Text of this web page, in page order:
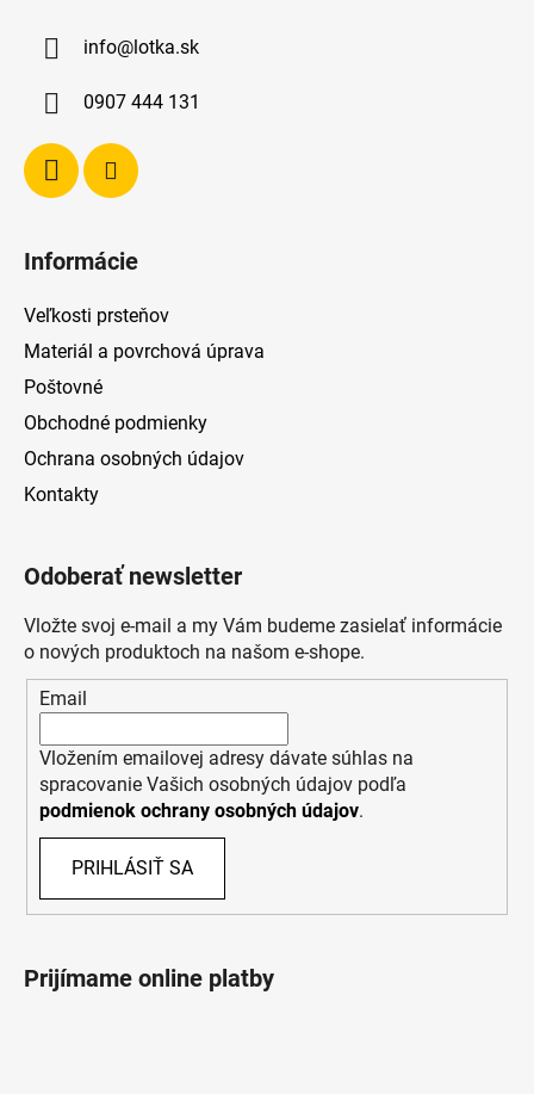
info@lotka.sk
0907 444 131
Informácie
Veľkosti prsteňov
Materiál a povrchová úprava
Poštovné
Obchodné podmienky
Ochrana osobných údajov
Kontakty
Odoberať newsletter
Vložte svoj e-mail a my Vám budeme zasielať informácie
o nových produktoch na našom e-shope.
Email
Vložením emailovej adresy dávate súhlas na
spracovanie Vašich osobných údajov podľa
podmienok ochrany osobných údajov.
PRIHLÁSIŤ SA
Prijímame online platby